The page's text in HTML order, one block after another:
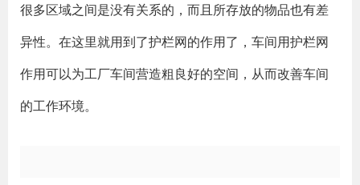
很多区域之间是没有关系的，而且所存放的物品也有差
异性。在这里就用到了护栏网的作用了，车间用护栏网
作用可以为工厂车间营造粗良好的空间，从而改善车间
的工作环境。